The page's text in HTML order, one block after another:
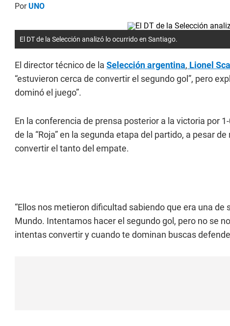
PorUNO
El DT de la Selección analizó lo ocurrido en Santiago.
El director técnico de la Selección argentina, Lionel
“estuvieron cerca de convertir el segundo gol”, pero
dominó el juego”.
En la conferencia de prensa posterior a la victoria por
de la “Roja” en la segunda etapa del partido, a pesar
convertir el tanto del empate.
“Ellos nos metieron dificultad sabiendo que era una
Mundo. Intentamos hacer el segundo gol, pero no se
intentas convertir y cuando te dominan buscas